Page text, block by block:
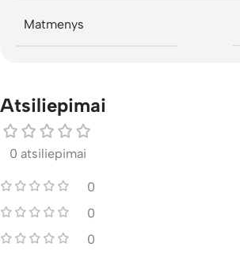
Matmenys
Atsiliepimai
0 atsiliepimai
0
0
0